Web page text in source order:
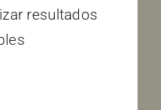
resultados